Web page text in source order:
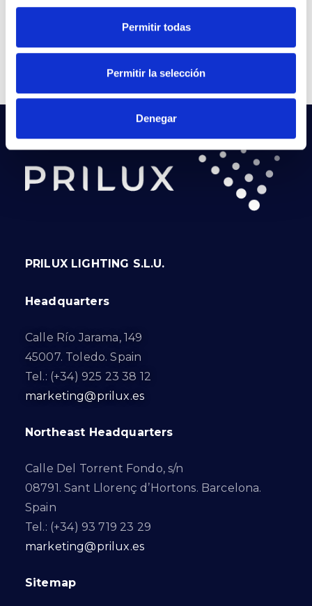
Permitir todas
Permitir la selección
Denegar
PRILUX LIGHTING S.L.U.
Headquarters
Calle Río Jarama, 149
45007. Toledo. Spain
Tel.: (+34) 925 23 38 12
marketing@prilux.es
Northeast Headquarters
Calle Del Torrent Fondo, s/n
08791. Sant Llorenç d’Hortons. Barcelona.
Spain
Tel.: (+34) 93 719 23 29
marketing@prilux.es
Sitemap